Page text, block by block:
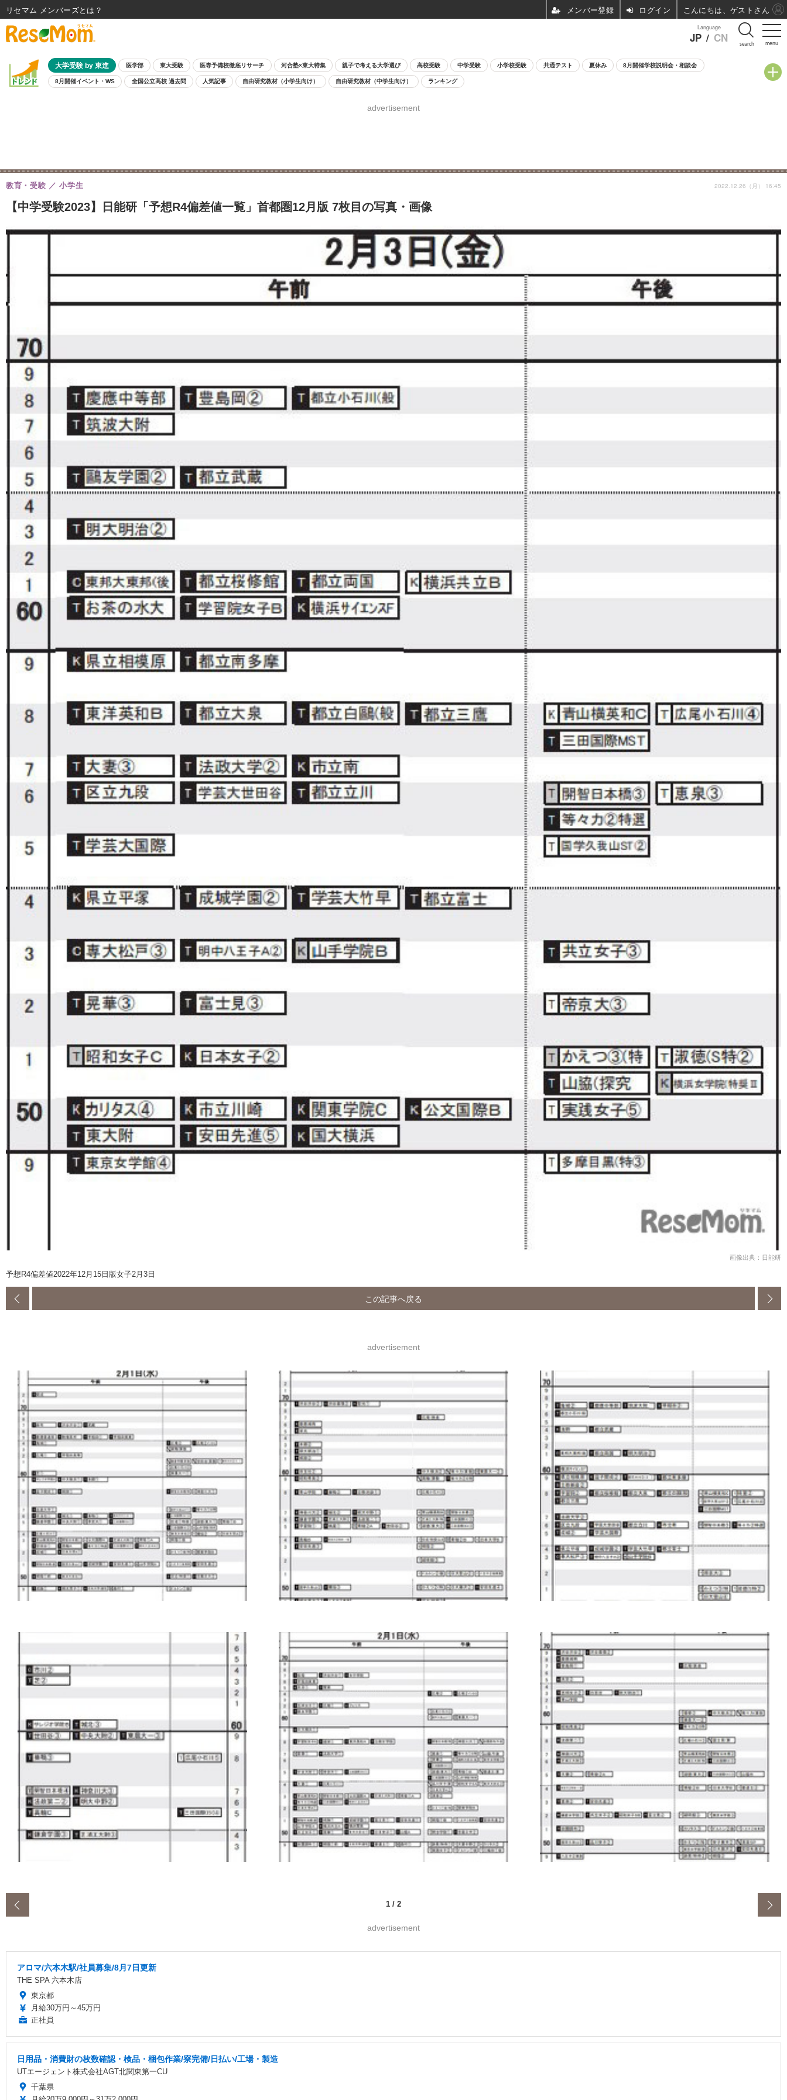
menu
Language
JP / CN search
大学受験 by 東進 医学部 東大受験 医専予備校徹底リサーチ 河合塾×東大特集 親子で考える大学選び 高校受験 中学受験 小学校受験 共通テスト 夏休み 8月開催学校説明会・相談会
8月開催イベント・WS 全国公立高校 過去問 人気記事 自由研究教材（小学生向け） 自由研究教材（中学生向け） ランキング
advertisement
【中学受験2023】日能研「予想R4偏差値一覧」首都圏12月版 7枚目の写真・画像
教育・受験 小学生 2022.12.26（月） 16:45
画像出典：日能研
予想R4偏差値2022年12月15日版女子2月3日
この記事へ戻る
advertisement
1 / 2
advertisement
アロマ/六本木駅/社員募集/8月7日更新
THE SPA 六本木店
東京都
月給30万円～45万円
正社員
日用品・消費財の枚数確認・検品・梱包作業/寮完備/日払い/工場・製造
UTエージェント株式会社AGT北関東第一CU
千葉県
リセマム メンバーズ ログイン こんにちは、ゲストさん